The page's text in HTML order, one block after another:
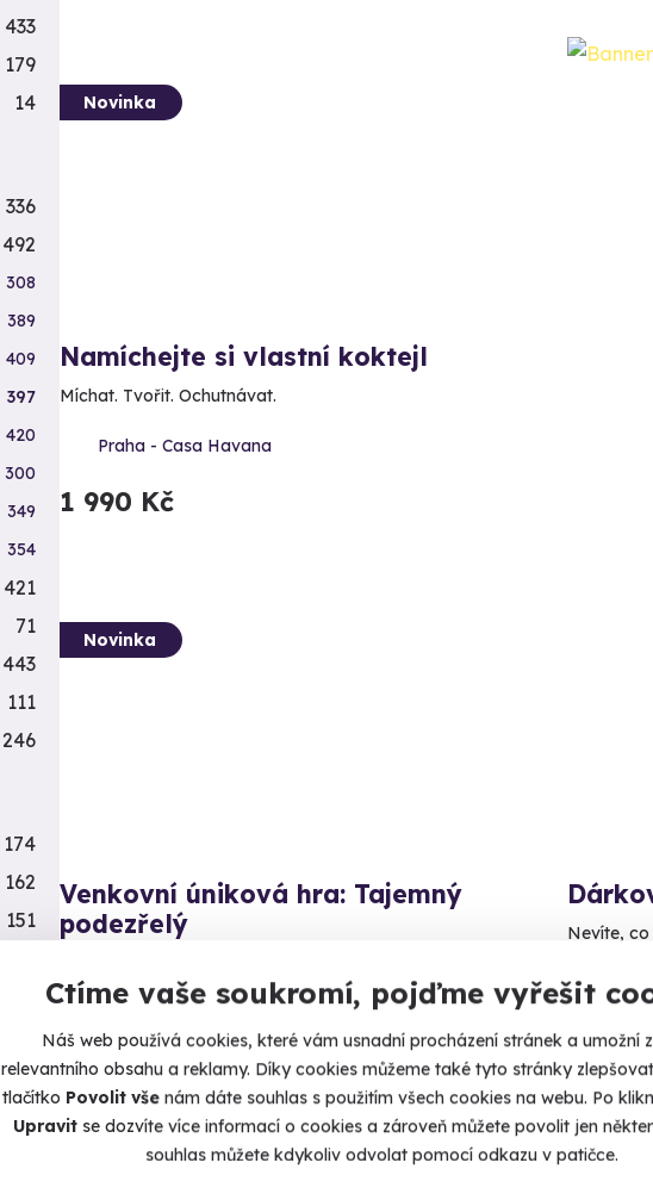
Ctíme vaše soukromí, pojďme vyřešit
Náš web používá cookies, které vám usnadní procházení stránek a umožní
relevantního obsahu a reklamy. Díky cookies můžeme také tyto stránky
tlačítko Povolit vše nám dáte souhlas s použitím všech cookies na webu. Po
Upravitse dozvíte více informací o cookies a zároveň můžete povolit jen
souhlas můžete kdykoliv odvolat pomocí odkazu v patičce.
Novinka
Namíchejte si vlastní koktejl
Míchat. Tvořit. Ochutnávat.
Praha - Casa Havana
1 990 Kč
Novinka
Venkovní úniková hra: Tajemný
podezřelý
1 190 Kč
Nevíte,
Celá
500
433
179
14
336
492
308
389
409
397
420
300
349
354
421
71
443
111
246
174
162
151
453
378
245